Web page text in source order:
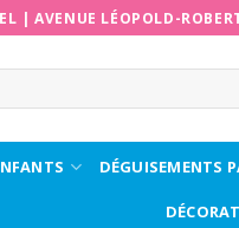
|AVENUE LÉOPOLD-
DÉGUISEMENTS